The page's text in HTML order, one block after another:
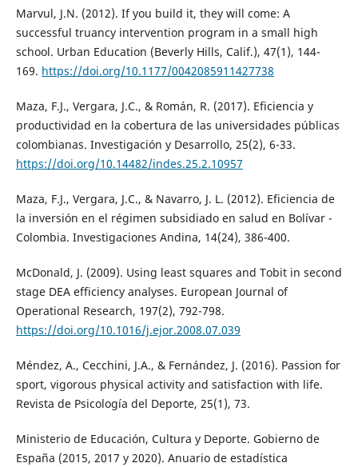
Marvul, J.N. (2012). If you build it, they will come: A
successful truancy intervention program in a small high
school. Urban Education (Beverly Hills, Calif.), 47(1), 144-
169. https://doi.org/10.1177/0042085911427738
Maza, F.J., Vergara, J.C., & Román, R. (2017). Eficiencia y
productividad en la cobertura de las universidades públicas
colombianas. Investigación y Desarrollo, 25(2), 6-33.
https://doi.org/10.14482/indes.25.2.10957
Maza, F.J., Vergara, J.C., & Navarro, J. L. (2012). Eficiencia de
la inversión en el régimen subsidiado en salud en Bolívar -
Colombia. Investigaciones Andina, 14(24), 386-400.
McDonald, J. (2009). Using least squares and Tobit in second
stage DEA efficiency analyses. European Journal of
Operational Research, 197(2), 792-798.
https://doi.org/10.1016/j.ejor.2008.07.039
Méndez, A., Cecchini, J.A., & Fernández, J. (2016). Passion for
sport, vigorous physical activity and satisfaction with life.
Revista de Psicología del Deporte, 25(1), 73.
Ministerio de Educación, Cultura y Deporte. Gobierno de
España (2015, 2017 y 2020). Anuario de estadística